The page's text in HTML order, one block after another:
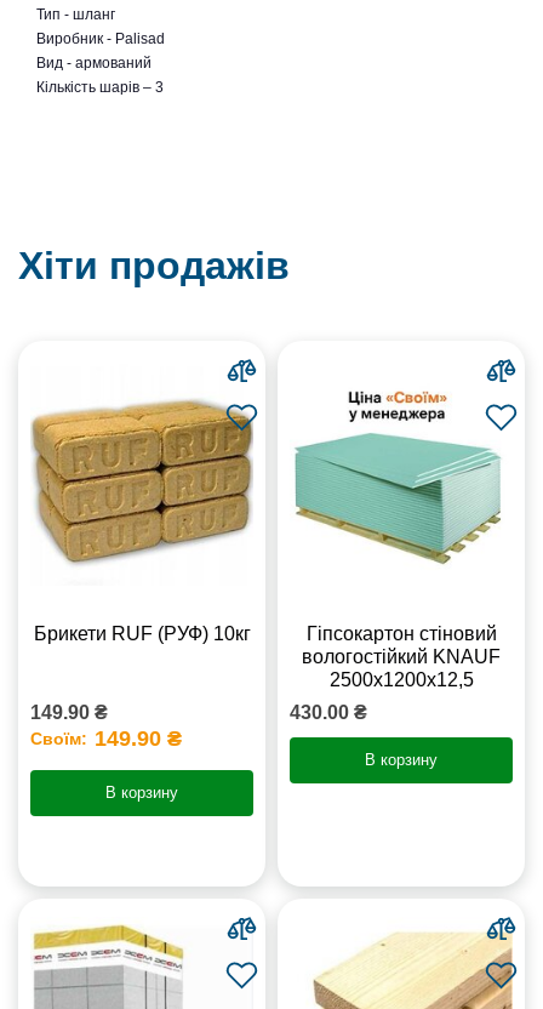
Тип - шланг
Виробник - Palisad
Вид - армований
Кількість шарів – 3
Хіти продажів
Брикети RUF (РУФ) 10кг
149.90 ₴
Своїм: 149.90 ₴
В корзину
Гіпсокартон стіновий
вологостійкий KNAUF
2500х1200х12,5
430.00 ₴
В корзину